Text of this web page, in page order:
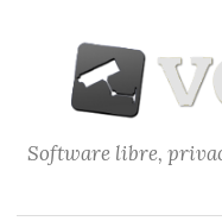
contenido
Software libre,